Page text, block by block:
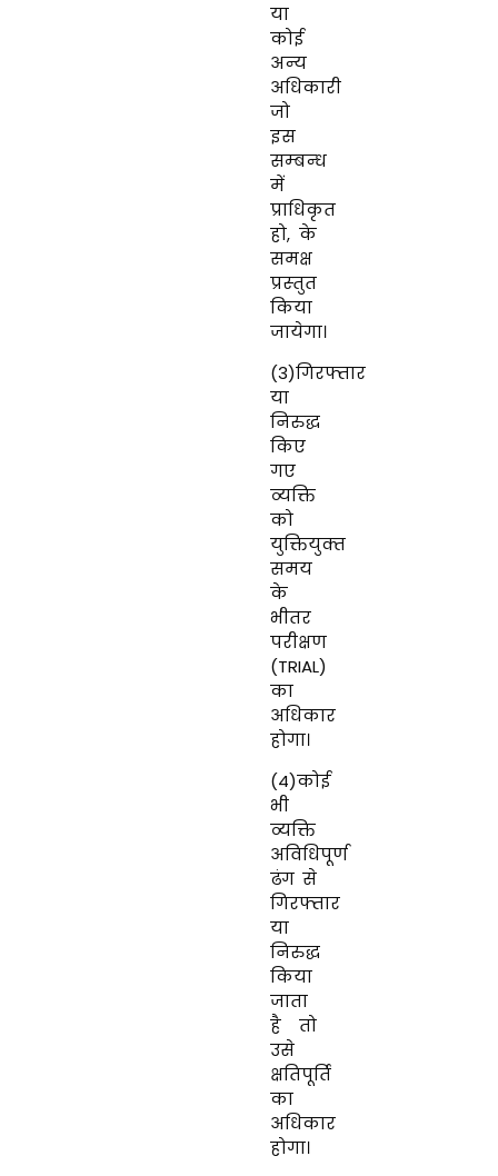
या
कोई
अन्‍य
अधिकारी
जो
इस
सम्‍बन्‍ध
में
प्राधिकृत
हो,के
समक्ष
प्रस्‍तुत
किया
जायेगा।
(3)गिरफ्तार
या
निरुद्ध
किए
गए
व्‍यक्ति
को
युक्तियुक्‍त
समय
के
भीतर
परीक्षण
(TRIAL)
का
अधिकार
होगा।
(4)कोई
भी
व्‍यक्ति
अविधिपूर्ण
ढंग से
गिरफ्तार
या
निरुद्ध
किया
जाता
है तो
उसे
क्षतिपूर्ति
का
अधिकार
होगा।